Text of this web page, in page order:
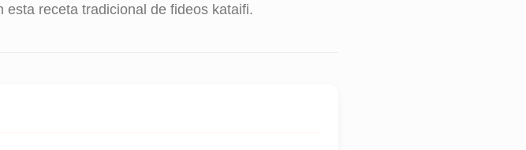
receta tradicional de fideos kataifi.